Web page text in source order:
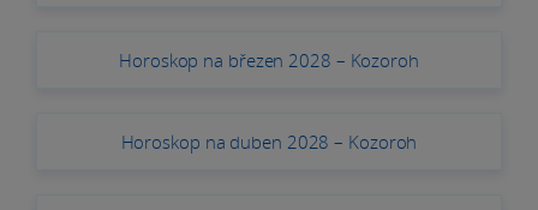
Horoskop na březen 2028 – Kozoroh
Horoskop na duben 2028 – Kozoroh